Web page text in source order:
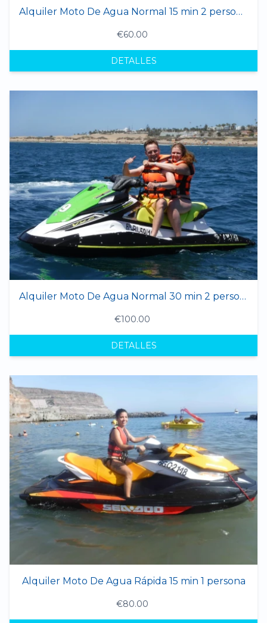
Alquiler Moto De Agua Normal 15 min 2 personas
€60.00
DETALLES
Alquiler Moto De Agua Normal 30 min 2 personas
€100.00
DETALLES
Alquiler Moto De Agua Rápida 15 min 1 persona
€80.00